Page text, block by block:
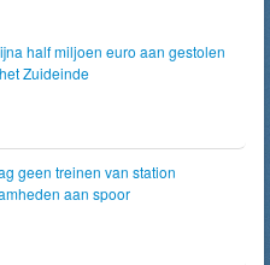
half miljoen euro aan gestolen
Zuideinde
geen treinen van station
aan spoor